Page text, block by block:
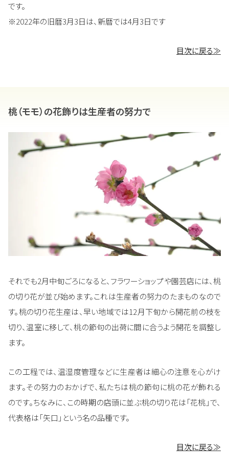
です。
※2022年の旧暦3月3日は、新暦では4月3日です
目次に戻る≫
桃（モモ）の花飾りは生産者の努力で
それでも2月中旬ごろになると、フラワーショップや園芸店には、桃
の切り花が並び始めます。これは生産者の努力のたまものなので
す。桃の切り花生産は、早い地域では12月下旬から開花前の枝を
切り、温室に移して、桃の節句の出荷に間に合うよう開花を調整し
ます。
この工程では、温湿度管理などに生産者は細心の注意を心がけ
ます。その努力のおかげで、私たちは桃の節句に桃の花が飾れる
のです。ちなみに、この時期の店頭に並ぶ桃の切り花は「花桃」で、
代表格は「矢口」という名の品種です。
目次に戻る≫